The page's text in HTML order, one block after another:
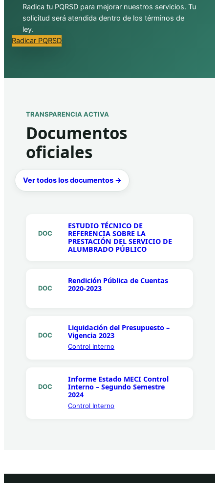
Radica tu PQRSD para mejorar nuestros servicios. Tu
solicitud será atendida dentro de los términos de
ley.
Radicar PQRSD
TRANSPARENCIA ACTIVA
Documentos
oficiales
Ver todos los documentos →
DOC
ESTUDIO TÉCNICO DE
REFERENCIA SOBRE LA
PRESTACIÓN DEL SERVICIO DE
ALUMBRADO PÚBLICO
DOC
Rendición Pública de Cuentas
2020-2023
DOC
Liquidación del Presupuesto –
Vigencia 2023
Control Interno
DOC
Informe Estado MECI Control
Interno – Segundo Semestre
2024
Control Interno